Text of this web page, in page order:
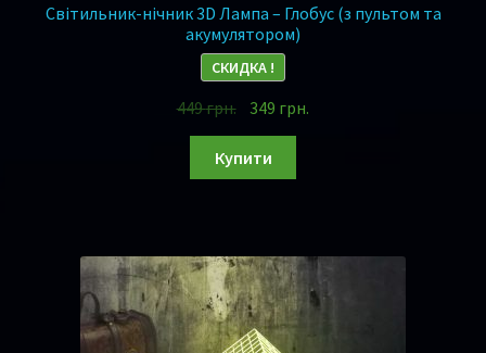
Світильник-нічник 3D Лампа – Глобус (з пультом та
акумулятором)
СКИДКА !
449грн. 349 грн.
Купити